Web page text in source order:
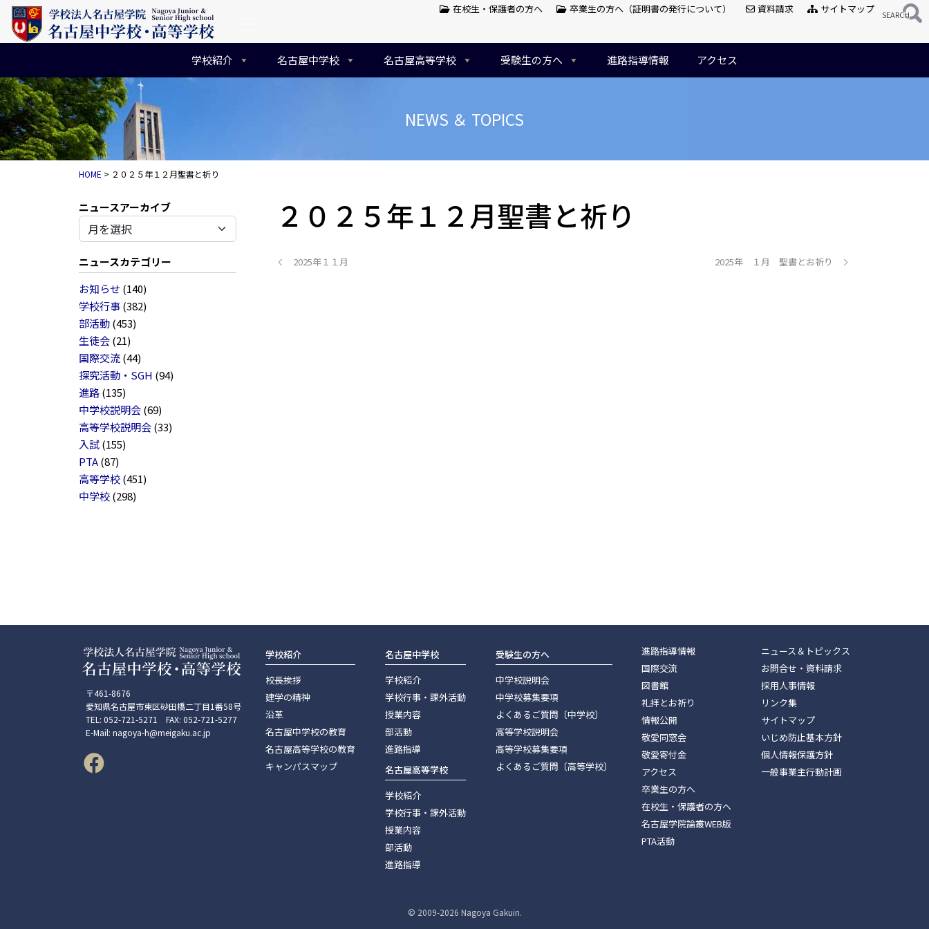
コンテンツへスキップ
メインナビゲーション
学校紹介 名古屋中学校 名古屋高等学校 受験生の方へ 進路指導情報 アクセス
在校生・保護者の方へ 卒業生の方へ（証明書の発行について） 資料請求 サイトマップ
NEWS ＆ TOPICS
HOME > ２０２５年１２月聖書と祈り
アーカイブ
ニュースカテゴリー
お知らせ (140)
学校行事(382)
部活動(453)
生徒会(21)
国際交流(44)
探究活動・SGH (94)
進路(135)
中学校説明会(69)
高等学校説明会(33)
入試(155)
PTA(87)
高等学校(451)
中学校(298)
２０２５年１２月聖書と祈り
2025年１１月 2025年 １月 聖書とお祈り
〒461-8676
愛知県名古屋市東区砂田橋二丁目1番58号
TEL: 052-721-5271 FAX: 052-721-5277
E-Mail: nagoya-h@meigaku.ac.jp
学校紹介
校長挨拶
建学の精神
沿革
名古屋中学校の教育
名古屋高等学校の教育
キャンパスマップ
名古屋中学校
学校紹介
学校行事・課外活動
授業内容
部活動
進路指導
名古屋高等学校
学校紹介
学校行事・課外活動
授業内容
部活動
進路指導
受験生の方へ
中学校説明会
中学校募集要項
よくあるご質問〔中学校〕
高等学校説明会
高等学校募集要項
よくあるご質問〔高等学校〕
進路指導情報
国際交流
図書館
礼拝とお祈り
情報公開
敬愛同窓会
敬愛寄付金
アクセス
卒業生の方へ
在校生・保護者の方へ
名古屋学院論叢WEB版
PTA活動
ニュース＆トピックス
お問合せ・資料請求
採用人事情報
リンク集
サイトマップ
いじめ防止基本方針
個人情報保護方針
一般事業主行動計画
© 2009-2026 Nagoya Gakuin.